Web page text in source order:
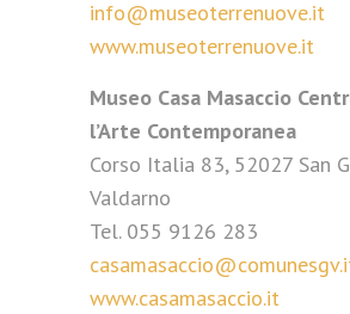
info@museoterrenuove.it
www.museoterrenuove.it
Museo Casa Masaccio
l’Arte Contemporanea
Corso Italia 83, 52027 San
Valdarno
Tel. 055 9126 283
www.casamasaccio.it